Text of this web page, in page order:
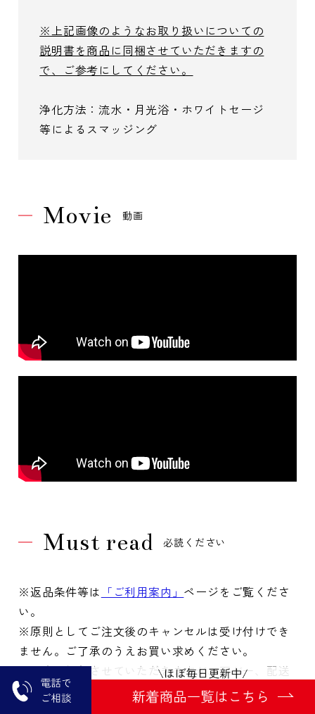
※上記画像のようなお取り扱いについての
説明書を商品に同梱させていただきますの
で、ご参考にしてください。
浄化方法：流水・月光浴・ホワイトセージ
等によるスマッジング
Movie 動画
Must read 必読ください
※返品条件等は 「ご利用案内」 ページをご覧くださ
い。
※原則としてご注文後のキャンセルは受け付けでき
ません。ご了承のうえお買い求めください。
※丁寧に梱包させていただきますが、万が一、配送
中の破損等があった場合は、配送会社へお問い合わ